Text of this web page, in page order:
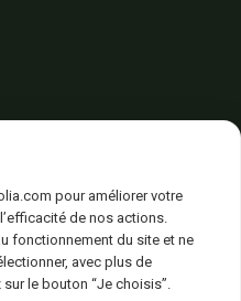
– CGU Mentions légales
pour améliorer votre
de nos actions.
fonctionnement du site et ne
avec plus de
le bouton “Je choisis”.